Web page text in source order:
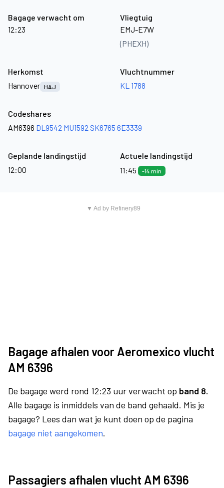
Bagage verwacht om
12:23
Vliegtuig
EMJ-E7W
(PHEXH)
Herkomst
Hannover HAJ
Vluchtnummer
KL 1788
Codeshares
AM6396 DL9542 MU1592 SK6765 6E3339
Geplande landingstijd
12:00
Actuele landingstijd
11:45
-14 min
▼ Ad by Refinery89
Bagage afhalen voor Aeromexico vlucht
AM 6396
De bagage werd rond 12:23 uur verwacht op band 8.
Alle bagage is inmiddels van de band gehaald. Mis je
bagage? Lees dan wat je kunt doen op de pagina
bagage niet aangekomen.
Passagiers afhalen vlucht AM 6396